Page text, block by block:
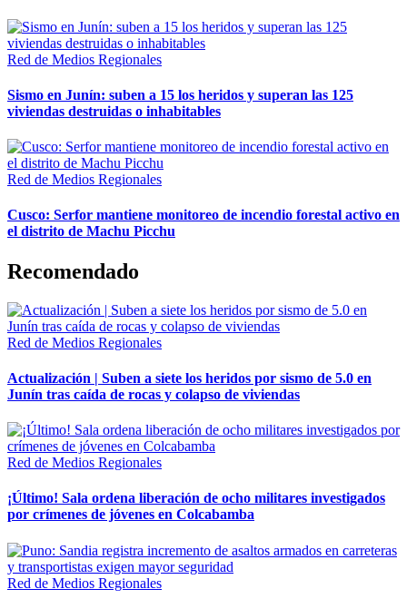
Red de Medios Regionales
Sismo en Junín: suben a 15 los heridos y superan las 125
viviendas destruidas o inhabitables
Red de Medios Regionales
Cusco: Serfor mantiene monitoreo de incendio forestal activo en
el distrito de Machu Picchu
Recomendado
Red de Medios Regionales
Actualización | Suben a siete los heridos por sismo de 5.0 en
Junín tras caída de rocas y colapso de viviendas
Red de Medios Regionales
¡Último! Sala ordena liberación de ocho militares investigados
por crímenes de jóvenes en Colcabamba
Red de Medios Regionales